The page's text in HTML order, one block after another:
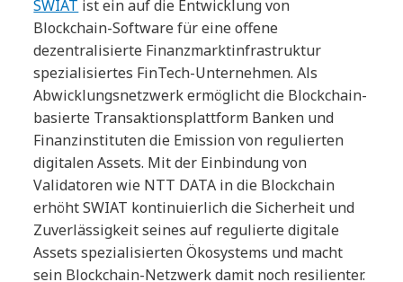
SWIAT ist ein auf die Entwicklung von
Blockchain-Software für eine offene
dezentralisierte Finanzmarktinfrastruktur
spezialisiertes FinTech-Unternehmen. Als
Abwicklungsnetzwerk ermöglicht die Blockchain-
basierte Transaktionsplattform Banken und
Finanzinstituten die Emission von regulierten
digitalen Assets. Mit der Einbindung von
Validatoren wie NTT DATA in die Blockchain
erhöht SWIAT kontinuierlich die Sicherheit und
Zuverlässigkeit seines auf regulierte digitale
Assets spezialisierten Ökosystems und macht
sein Blockchain-Netzwerk damit noch resilienter.